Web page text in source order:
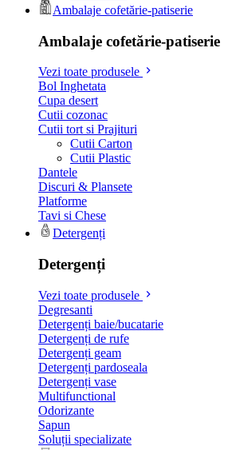
Ambalaje cofetărie-patiserie
Ambalaje cofetărie-patiserie
Vezi toate produsele
Bol Inghetata
Cupa desert
Cutii cozonac
Cutii tort si Prajituri
Cutii Carton
Cutii Plastic
Dantele
Discuri & Plansete
Platforme
Tavi si Chese
Detergenți
Detergenți
Vezi toate produsele
Degresanti
Detergenți baie/bucatarie
Detergenți de rufe
Detergenți geam
Detergenți pardoseala
Detergenți vase
Multifunctional
Odorizante
Sapun
Soluții specializate